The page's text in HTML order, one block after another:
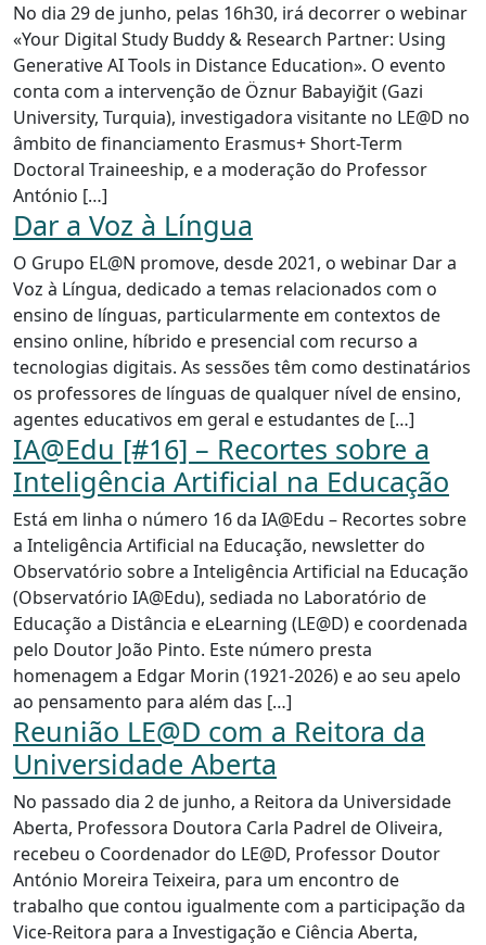
No dia 29 de junho, pelas 16h30, irá decorrer o webinar
«Your Digital Study Buddy & Research Partner: Using
Generative AI Tools in Distance Education». O evento
conta com a intervenção de Öznur Babayiğit (Gazi
University, Turquia), investigadora visitante no LE@D no
âmbito de financiamento Erasmus+ Short-Term
Doctoral Traineeship, e a moderação do Professor
António […]
Dar a Voz à Língua
O Grupo EL@N promove, desde 2021, o webinar Dar a
Voz à Língua, dedicado a temas relacionados com o
ensino de línguas, particularmente em contextos de
ensino online, híbrido e presencial com recurso a
tecnologias digitais. As sessões têm como destinatários
os professores de línguas de qualquer nível de ensino,
agentes educativos em geral e estudantes de […]
IA@Edu [#16] – Recortes sobre a
Inteligência Artificial na Educação
Está em linha o número 16 da IA@Edu – Recortes sobre
a Inteligência Artificial na Educação, newsletter do
Observatório sobre a Inteligência Artificial na Educação
(Observatório IA@Edu), sediada no Laboratório de
Educação a Distância e eLearning (LE@D) e coordenada
pelo Doutor João Pinto. Este número presta
homenagem a Edgar Morin (1921-2026) e ao seu apelo
ao pensamento para além das […]
Reunião LE@D com a Reitora da
Universidade Aberta
No passado dia 2 de junho, a Reitora da Universidade
Aberta, Professora Doutora Carla Padrel de Oliveira,
recebeu o Coordenador do LE@D, Professor Doutor
António Moreira Teixeira, para um encontro de
trabalho que contou igualmente com a participação da
Vice-Reitora para a Investigação e Ciência Aberta,